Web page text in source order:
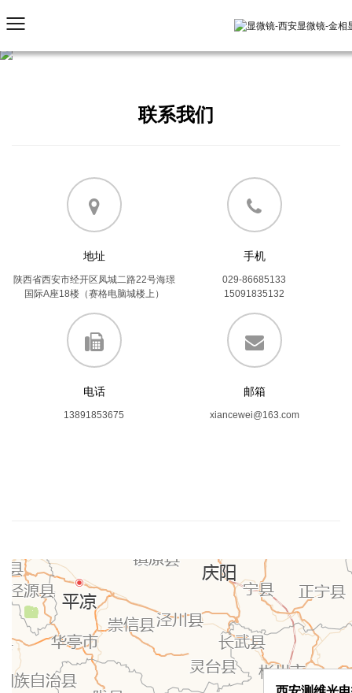
联系我们
地址
陕西省西安市经开区凤城二路22号海璟
国际A座18楼（赛格电脑城楼上）
手机
029-86685133
15091835132
电话
13891853675
邮箱
xiancewei@163.com